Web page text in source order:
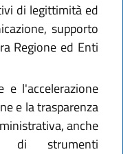
di legittimità ed
supporto
Regione ed Enti
e l'accelerazione
e la trasparenza
anche
di strumenti